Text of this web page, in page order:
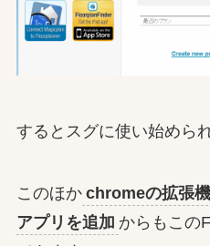
するとスグに使い始めら
このほか chromeの拡張
アプリを追加 からもこの